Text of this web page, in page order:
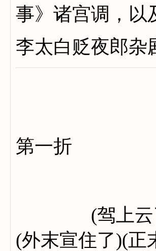
事》诸宫调，以
李太白贬夜郎杂
第一折
(驾上云了)(
(外末宣住了)(正